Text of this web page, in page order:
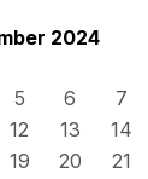
2024
5 6 7
12 13 14
19 20 21